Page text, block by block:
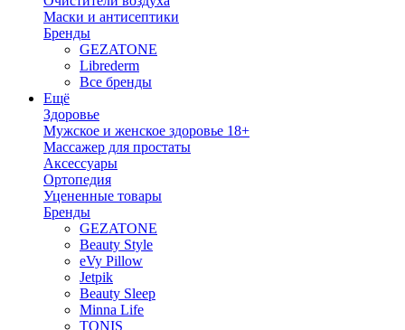
Маски и антисептики
Бренды
GEZATONE
Librederm
Все бренды
Ещё
Здоровье
Мужское и женское здоровье 18+
Массажер для простаты
Аксессуары
Ортопедия
Уцененные товары
Бренды
GEZATONE
Beauty Style
eVy Pillow
Jetpik
Beauty Sleep
Minna Life
TONIS